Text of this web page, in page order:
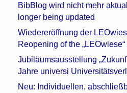
BibBlog wird nicht mehr
longer being updated
Wiedereröffnung der
Reopening of the
Jubiläumsausstellung
Jahre universi
Neu: Individuellen,